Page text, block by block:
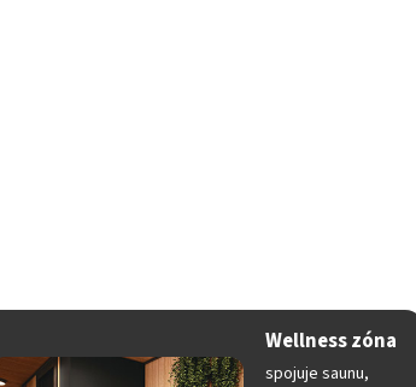
Wellness zóna
spojuje saunu,